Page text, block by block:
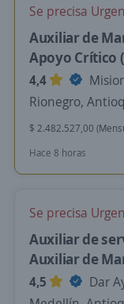
Se precisa
Auxiliar de
Apoyo Crítico
4,4
Rionegro,
$ 2.482.527,00
Hace 8 horas
Se precisa
Auxiliar de
Auxiliar de
4,5
Dar